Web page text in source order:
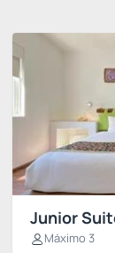
Junior
Máximo 3